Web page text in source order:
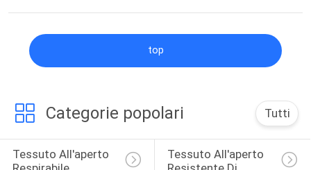
top
Categorie popolari Tutti
Tessuto All'aperto
Tessuto All'aperto